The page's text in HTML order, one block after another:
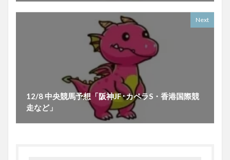
Next
12/8 中央競馬予想「阪神JF･カペラS・香港国際競
走など」